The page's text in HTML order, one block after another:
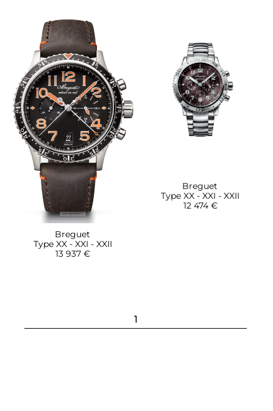
Breguet
Type XX - XXI - XXII
13 937 €
Breguet
Type XX - XXI - XXII
12 474 €
1